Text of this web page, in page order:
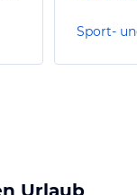
Sport-
Urlaub